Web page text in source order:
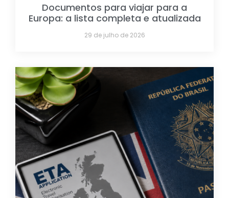
Documentos para viajar para a
Europa: a lista completa e atualizada
29 de julho de 2026